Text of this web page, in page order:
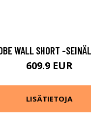
WALL SHORT -
609.9 EUR
LISÄTIETOJA